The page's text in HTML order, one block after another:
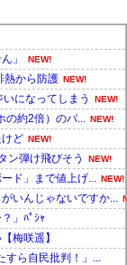
」
NEW!
熱から防護 NEW!
になってしまう NEW!
の約2倍）のバ... NEW!
ど NEW!
ン弾け飛びそう NEW!
ド」まで値上げ... NEW!
いんじゃないですか...
」ﾊﾟｼｬ
梅咲遥】
すら自民批判！」...